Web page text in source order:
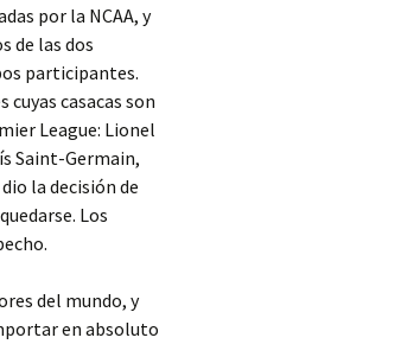
por la NCAA, y
de las dos
participantes.
cuyas casacas son
League: Lionel
Saint-Germain,
la decisión de
Los
del mundo, y
en absoluto